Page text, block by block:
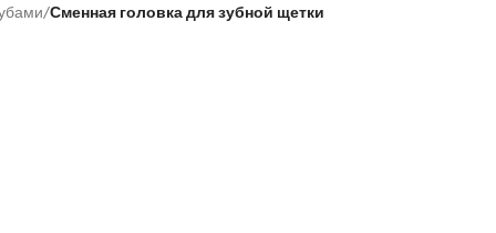
/Сменная головка для зубной щетки